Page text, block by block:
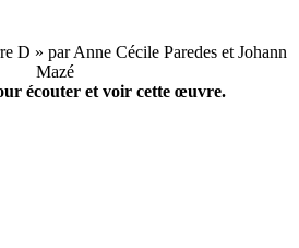
D » par Anne Cécile Paredes et Johann
Mazé
écouter et voir cette œuvre.